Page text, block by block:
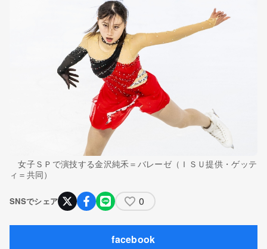
女子ＳＰで演技する金沢純禾＝バレーゼ（ＩＳＵ提供・ゲッテ
ィ＝共同）
SNSでシェア 0
facebook